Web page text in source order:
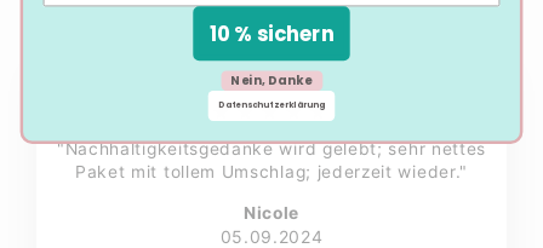
★★★★★
"Nachhaltigkeitsgedanke wird gelebt; sehr nettes
Paket mit tollem Umschlag; jederzeit wieder."
Nicole
05.09.2024
10 % sichern
Nein, Danke
Datenschutzerklärung